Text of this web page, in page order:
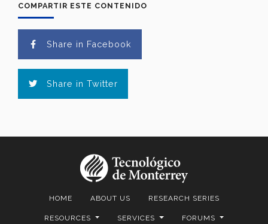
COMPARTIR ESTE CONTENIDO
Share in Facebook
Share in Twitter
HOME ABOUT US RESEARCH SERIES
RESOURCES SERVICES FORUMS